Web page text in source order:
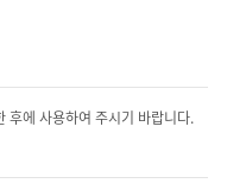
후에 사용하여 주시기 바랍니다.